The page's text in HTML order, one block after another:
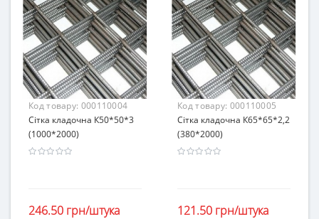
Код товару: 000110004
Сітка кладочна К50*50*3
(1000*2000)
246.50 грн/штука
Код товару: 000110005
Сітка кладочна К65*65*2,2
(380*2000)
121.50 грн/штука